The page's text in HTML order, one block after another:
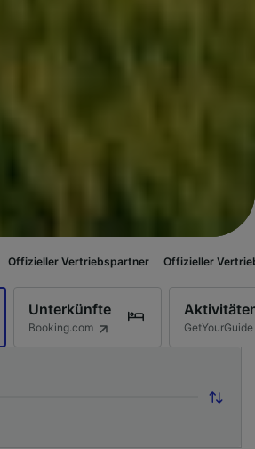
Offizieller Vertriebspartner
Unterkünfte
Booking.com GetYourGuide